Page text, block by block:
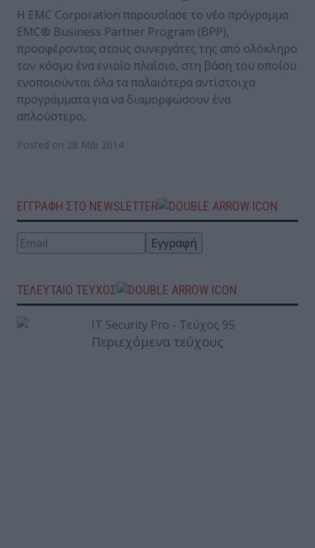
Η EMC Corporation παρουσίασε το νέο πρόγραμμα
EMC® Business Partner Program (BPP),
προσφέροντας στους συνεργάτες της από ολόκληρο
τον κόσμο ένα ενιαίο πλαίσιο, στη βάση του οποίου
ενοποιούνται όλα τα παλαιότερα αντίστοιχα
προγράμματα για να διαμορφώσουν ένα
απλούστερο,
Posted on 28 Μάι 2014
ΕΓΓΡΑΦΗ ΣΤΟ NEWSLETTER
ΤΕΛΕΥΤΑΙΟ ΤΕΥΧΟΣ
Περιεχόμενα τεύχους